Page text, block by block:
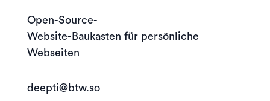
Open-Source-
Website-Baukasten für persönliche
Webseiten
deepti@btw.so